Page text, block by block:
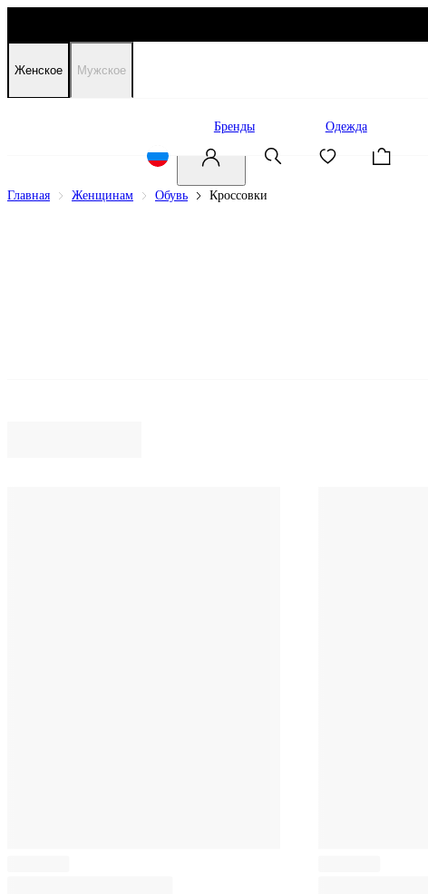
Женское Мужское
Бренды Одежда
Главная Женщинам Обувь Кроссовки